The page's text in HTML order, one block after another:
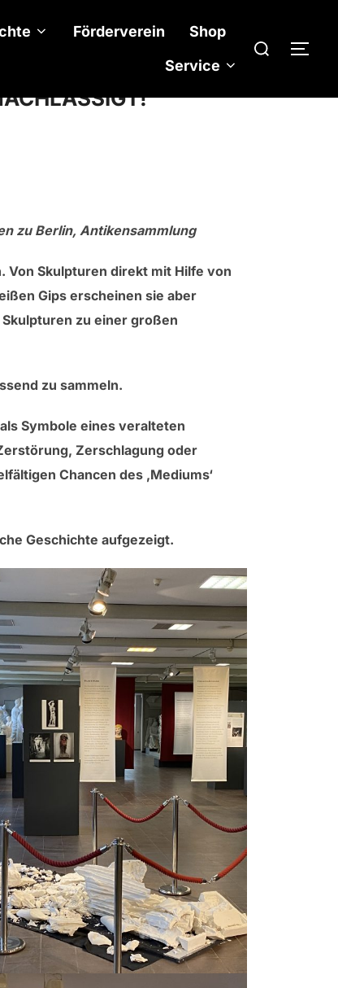
Förderverein
Shop
Service
nach:
zu Berlin, Antikensammlung
Von Skulpturen direkt mit Hilfe von
Gips erscheinen sie aber
zu einer großen
zu sammeln.
Symbole eines veralteten
Zerschlagung oder
Chancen des ‚Mediums‘
Geschichte aufgezeigt.